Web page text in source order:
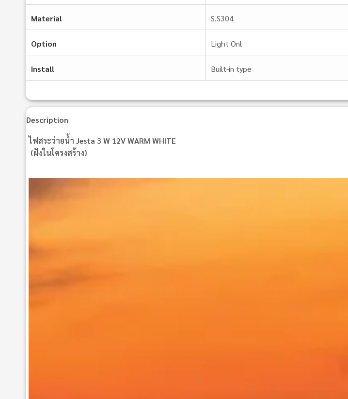
Material S.S304
Option Light Onl
Install Built‐in type
Description
ไฟสระว่ายน้ำ Jesta 3 W 12V WARM WHITE
(ฝังในโครงสร้าง)